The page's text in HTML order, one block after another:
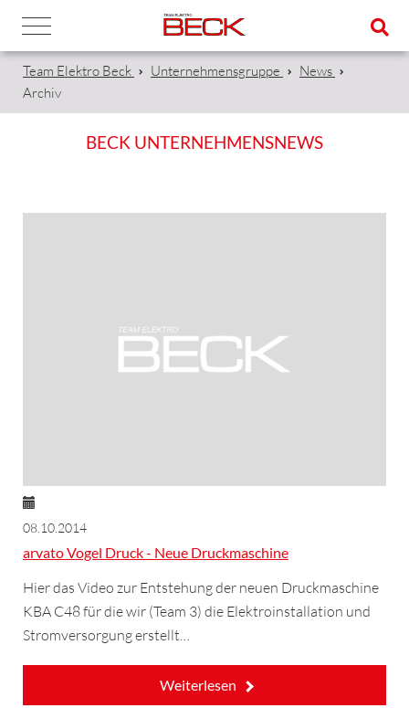
Team Elektro Beck Unternehmensgruppe
News
Archiv
BECK UNTERNEHMENSNEWS
08.10.2014
arvato Vogel Druck - Neue Druckmaschine
Hier das Video zur Entstehung der neuen Druckmaschine
KBA C48 für die wir (Team 3) die Elektroinstallation und
Stromversorgung erstellt…
Weiterlesen